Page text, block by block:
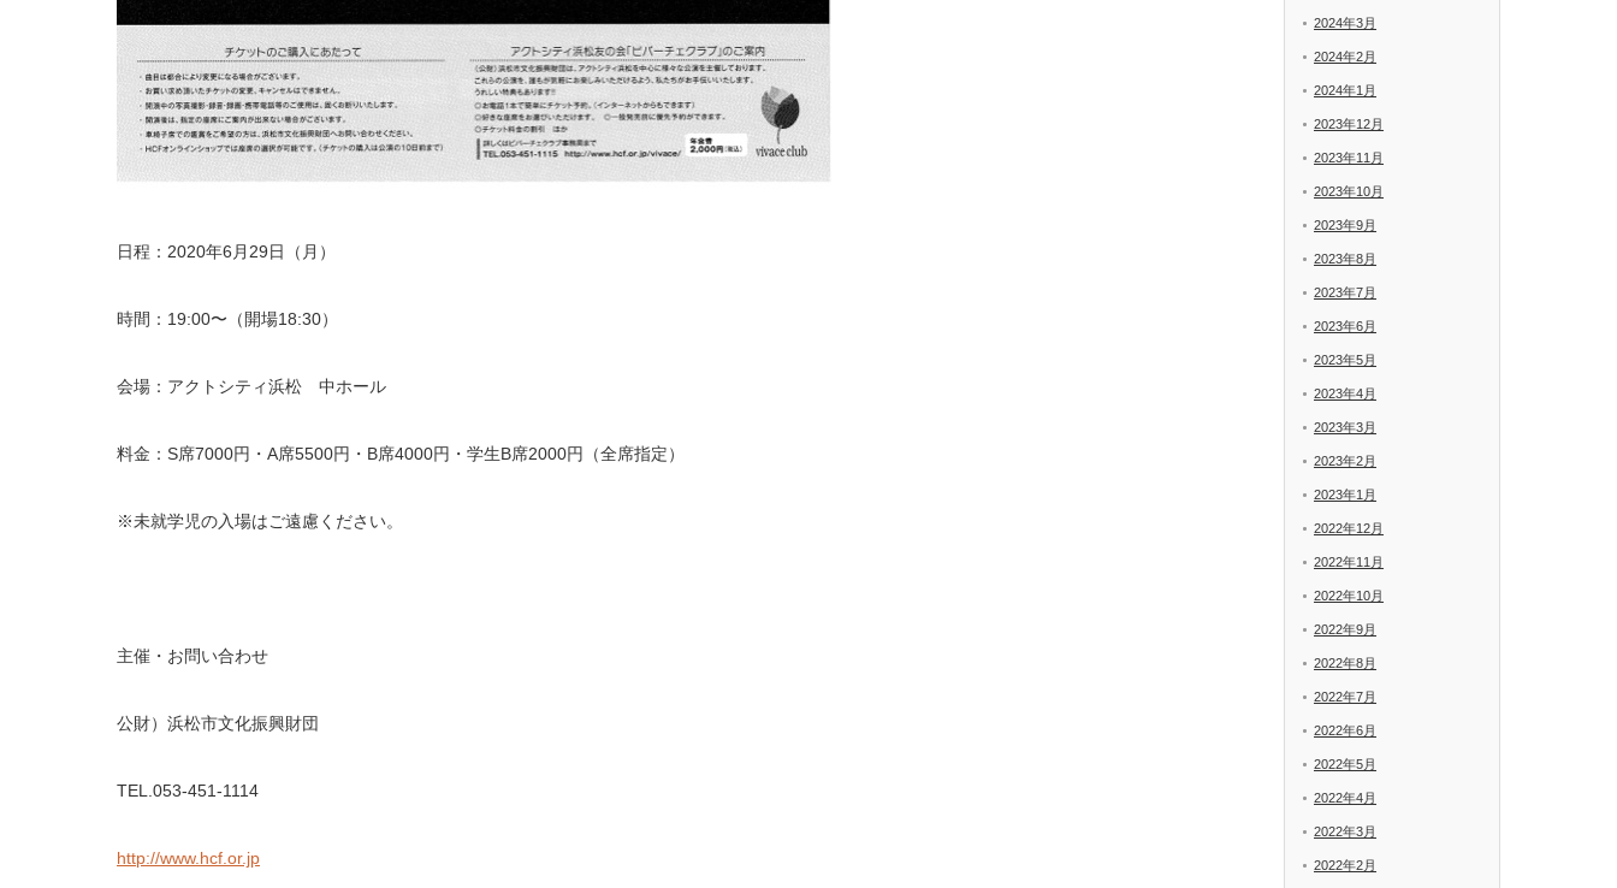
日程：2020年6月29日（月）
時間：19:00〜（開場18:30）
会場：アクトシティ浜松 中ホール
料金：S席7000円・A席5500円・B席4000円・学生B席2000円（全席指定）
※未就学児の入場はご遠慮ください。
主催・お問い合わせ
公財）浜松市文化振興財団
TEL.053-451-1114
http://www.hcf.or.jp
2024年3月
2024年2月
2024年1月
2023年12月
2023年11月
2023年10月
2023年9月
2023年8月
2023年7月
2023年6月
2023年5月
2023年4月
2023年3月
2023年2月
2023年1月
2022年12月
2022年11月
2022年10月
2022年9月
2022年8月
2022年7月
2022年6月
2022年5月
2022年4月
2022年3月
2022年2月